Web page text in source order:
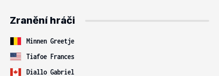
Zranění hráči
Minnen Greetje
Tiafoe Frances
Diallo Gabriel